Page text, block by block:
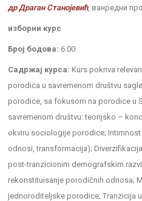
др Драган Станојевић, ванредни
изборни курс
Број бодова: 6.00
Садржај курса: Kurs pokriva
porodica u savremenom društvu
porodice, sa fokusom na porodice u
savremenom društvu: teorijsko –
okviru sociologije porodice;
odnosi, transformacija);
post-tranzicionim demografskim
rekonstituisanje porodičnih odnosa;
jednoroditeljske porodice; Tranzicija